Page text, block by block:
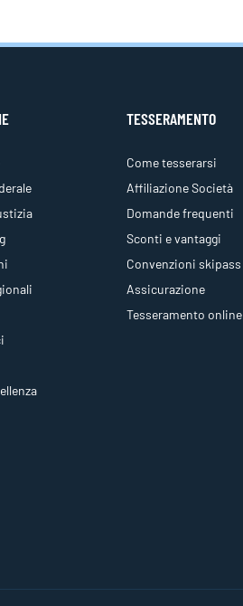
TESSERAMENTO
Come tesserarsi
Affiliazione Società
Domande frequenti
Sconti e vantaggi
Convenzioni skipass
Assicurazione
Tesseramento online